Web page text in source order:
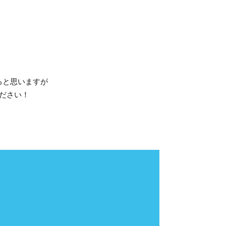
と思いますが
さい！